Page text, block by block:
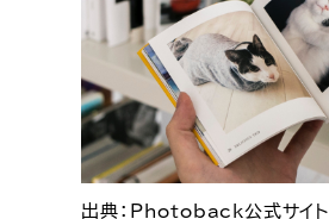
出典：Photoback公式サイト